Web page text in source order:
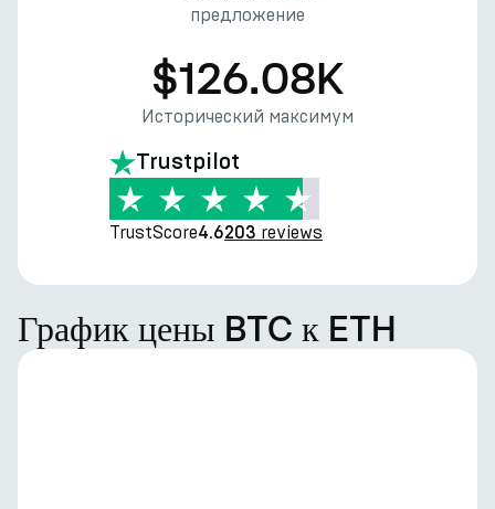
предложение
$126.08K
Исторический максимум
Trustpilot
TrustScore4.6203 reviews
График цены BTC к ETH